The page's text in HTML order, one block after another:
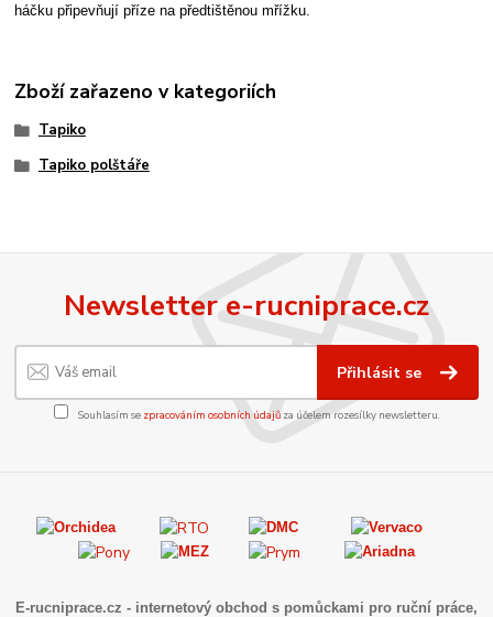
háčku připevňují příze na předtištěnou mřížku.
Zboží zařazeno v kategoriích
Tapiko
Tapiko polštáře
Newsletter e-rucniprace.cz
Přihlásit se
Souhlasím se zpracováním osobních údajůza účelem rozesílky newsletteru.
E-rucniprace.cz - internetový obchod s pomůckami pro ruční práce,